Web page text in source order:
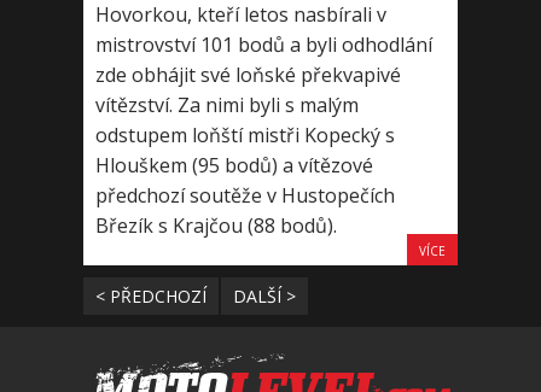
Hovorkou, kteří letos nasbírali v
mistrovství 101 bodů a byli odhodlání
zde obhájit své loňské překvapivé
vítězství. Za nimi byli s malým
odstupem loňští mistři Kopecký s
Hlouškem (95 bodů) a vítězové
předchozí soutěže v Hustopečích
Březík s Krajčou (88 bodů).
VÍCE
< PŘEDCHOZÍ DALŠÍ >